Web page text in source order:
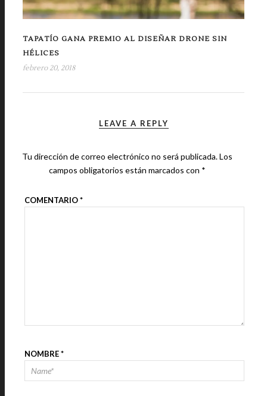
TAPATÍO GANA PREMIO AL DISEÑAR DRONE SIN
HÉLICES
febrero 20, 2018
LEAVE A REPLY
Tu dirección de correo electrónico no será publicada.Los
campos obligatorios están marcados con *
COMENTARIO*
NOMBRE*